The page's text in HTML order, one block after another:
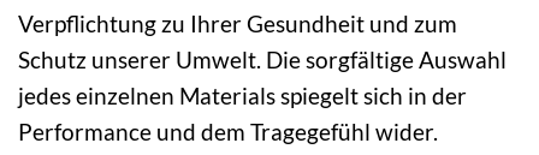
Verpflichtung zu Ihrer Gesundheit und zum
Schutz unserer Umwelt. Die sorgfältige Auswahl
jedes einzelnen Materials spiegelt sich in der
Performance und dem Tragegefühl wider.